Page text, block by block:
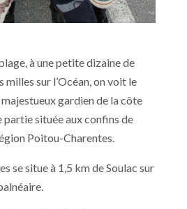
à une petite dizaine de
sur l’Océan, on voit le
gardien de la côte
située aux confins de
Poitou-Charentes.
se situe à 1,5 km de Soulac sur